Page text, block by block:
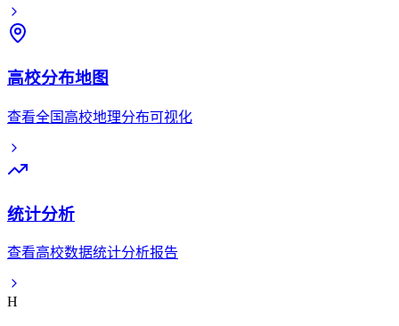
高校分布地图
查看全国高校地理分布可视化
统计分析
查看高校数据统计分析报告
H